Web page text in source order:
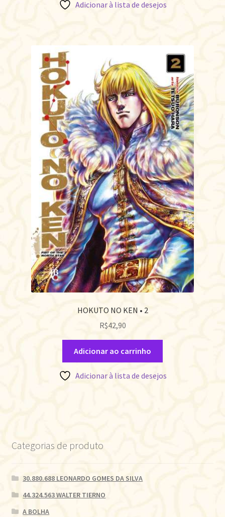
Adicionar à lista de desejos
HOKUTO NO KEN • 2
R$42,90
Adicionar ao carrinho
Adicionar à lista de desejos
Categorias de produto
30.880.688 LEONARDO GOMES DA SILVA
44.324.563 WALTER TIERNO
A BOLHA